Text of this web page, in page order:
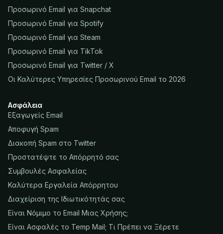
Προσωρινό Email για Snapchat
Προσωρινό Email για Spotify
Προσωρινό Email για Steam
Προσωρινό Email για TikTok
Προσωρινό Email για Twitter / X
Οι Καλύτερες Υπηρεσίες Προσωρινού Email το 2026
Ασφάλεια
Εξαγωγείς Email
Αποφυγή Spam
Διακοπή Spam στο Twitter
Προστατέψτε το Απόρρητό σας
Συμβουλές Ασφαλείας
Καλύτερα Εργαλεία Απόρρητου
Διαχείριση της Ιδιωτικότητάς σας
Είναι Νόμιμο το Email Μιας Χρήσης;
Είναι Ασφαλές το Temp Mail; Τι Πρέπει να Ξέρετε